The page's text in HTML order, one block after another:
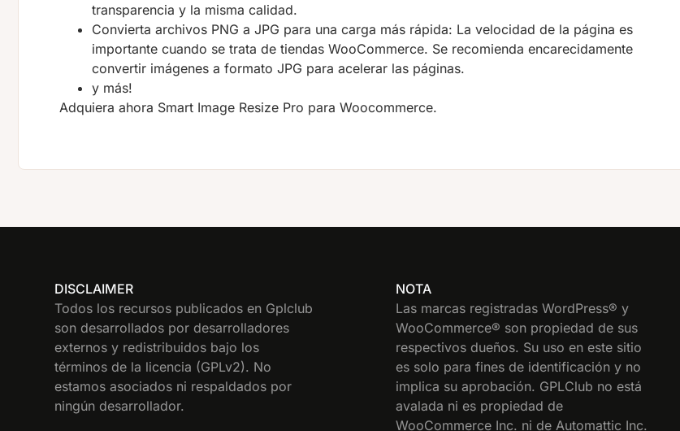
transparencia y la misma calidad.
Convierta archivos PNG a JPG para una carga más rápida: La velocidad de la página es
importante cuando se trata de tiendas WooCommerce. Se recomienda encarecidamente
convertir imágenes a formato JPG para acelerar las páginas.
y más!
Adquiera ahora Smart Image Resize Pro para Woocommerce.
DISCLAIMER
Todos los recursos publicados en Gplclub
son desarrollados por desarrolladores
externos y redistribuidos bajo los
términos de la licencia (GPLv2). No
estamos asociados ni respaldados por
ningún desarrollador.
NOTA
Las marcas registradas WordPress® y
WooCommerce® son propiedad de sus
respectivos dueños. Su uso en este sitio
es solo para fines de identificación y no
implica su aprobación. GPLClub no está
avalada ni es propiedad de
WooCommerce Inc. ni de Automattic Inc.